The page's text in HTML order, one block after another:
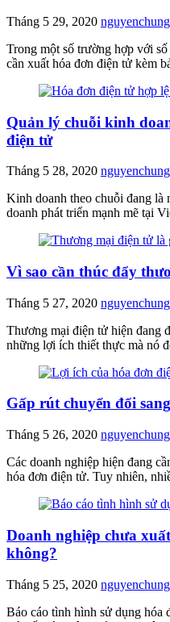
Tháng 5 29, 2020 nguyenchung
Trong một số trường hợp với
cần xuất hóa đơn điện tử kèm
Quản lý chuỗi kinh
điện tử
Tháng 5 28, 2020 nguyenchung
Kinh doanh theo chuỗi đang
doanh phát triển mạnh mẽ tại
Vì sao cần thúc đẩy
Tháng 5 27, 2020 nguyenchung
Thương mại điện tử hiện đang
những lợi ích thiết thực mà nó
Gấp rút chuyển đổi
Tháng 5 26, 2020 nguyenchung
Các doanh nghiệp hiện đang
hóa đơn điện tử. Tuy nhiên,
Doanh nghiệp chưa
không?
Tháng 5 25, 2020 nguyenchung
Báo cáo tình hình sử dụng hóa